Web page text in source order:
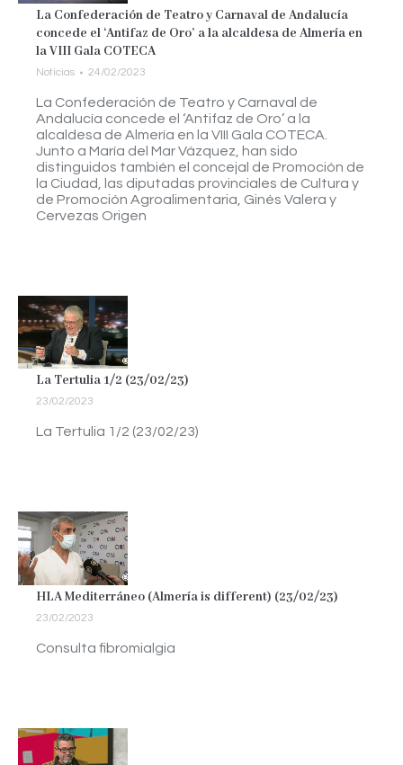
La Confederación de Teatro y Carnaval de Andalucía
concede el ‘Antifaz de Oro’ a la alcaldesa de Almería en
la VIII Gala COTECA
Noticias 24/02/2023
La Confederación de Teatro y Carnaval de
Andalucía concede el ‘Antifaz de Oro’ a la
alcaldesa de Almería en la VIII Gala COTECA.
Junto a María del Mar Vázquez, han sido
distinguidos también el concejal de Promoción de
la Ciudad, las diputadas provinciales de Cultura y
de Promoción Agroalimentaria, Ginés Valera y
Cervezas Origen
La Tertulia 1/2 (23/02/23)
23/02/2023
La Tertulia 1/2 (23/02/23)
HLA Mediterráneo (Almería is different) (23/02/23)
23/02/2023
Consulta fibromialgia